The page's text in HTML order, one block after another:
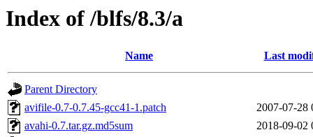
Index of /blfs/8.3/a
Name Last
Parent Directory
avifile-0.7-0.7.45-gcc41-1.patch
2007-07-28
avahi-0.7.tar.gz.md5sum
2018-09-02